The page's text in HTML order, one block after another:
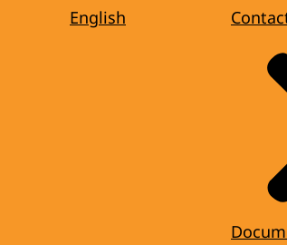
English